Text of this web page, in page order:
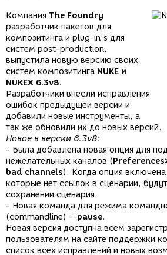
Компания The Foundry
разработчик пакетов для
композитинга и plug-in’s для
систем post-production,
выпустила новую версию своих
систем композитинга NUKE и
NUKEX 6.3v8.
Разработчики внесли исправления
ошибок предыдущей версии и
добавили новые инструменты, а
так же обновили их до новых версий.
Новое в версии 6.3v8:
- Была добавлена новая опция для
нежелательных каналов (
bad channels). Когда опция
которые нет ссылок в сценарии,
сохранении сценария.
- Новая команда для режима
(commandline) --pause.
Новая версия доступна всем
пользователям на сайте поддержки
список всех исправлений и новых